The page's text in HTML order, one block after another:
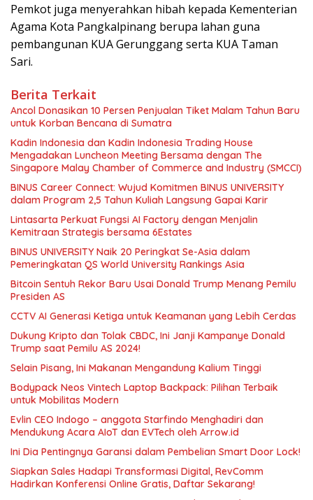
Pemkot juga menyerahkan hibah kepada Kementerian
Agama Kota Pangkalpinang berupa lahan guna
pembangunan KUA Gerunggang serta KUA Taman
Sari.
Berita Terkait
Ancol Donasikan 10 Persen Penjualan Tiket Malam Tahun Baru
untuk Korban Bencana di Sumatra
Kadin Indonesia dan Kadin Indonesia Trading House
Mengadakan Luncheon Meeting Bersama dengan The
Singapore Malay Chamber of Commerce and Industry (SMCCI)
BINUS Career Connect: Wujud Komitmen BINUS UNIVERSITY
dalam Program 2,5 Tahun Kuliah Langsung Gapai Karir
Lintasarta Perkuat Fungsi AI Factory dengan Menjalin
Kemitraan Strategis bersama 6Estates
BINUS UNIVERSITY Naik 20 Peringkat Se-Asia dalam
Pemeringkatan QS World University Rankings Asia
Bitcoin Sentuh Rekor Baru Usai Donald Trump Menang Pemilu
Presiden AS
CCTV AI Generasi Ketiga untuk Keamanan yang Lebih Cerdas
Dukung Kripto dan Tolak CBDC, Ini Janji Kampanye Donald
Trump saat Pemilu AS 2024!
Selain Pisang, Ini Makanan Mengandung Kalium Tinggi
Bodypack Neos Vintech Laptop Backpack: Pilihan Terbaik
untuk Mobilitas Modern
Evlin CEO Indogo – anggota Starfindo Menghadiri dan
Mendukung Acara AIoT dan EVTech oleh Arrow.id
Ini Dia Pentingnya Garansi dalam Pembelian Smart Door Lock!
Siapkan Sales Hadapi Transformasi Digital, RevComm
Hadirkan Konferensi Online Gratis, Daftar Sekarang!